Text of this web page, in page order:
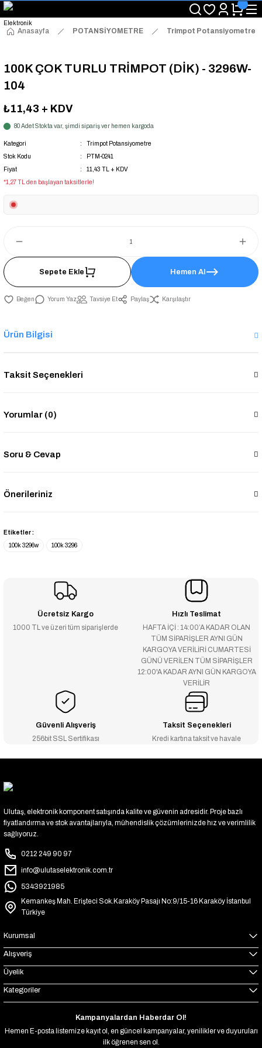
"Saat 14:00'a Kadar Verilen Siparişlerde Aynı Gün Kargo Avantajı!
"Binlerce Ürün Çeşitliliği ile Stoktan Hemen Teslim."
"Toptan Fiyatına Perakende Satış Avantajını Kaçırmayın!"
Anasayfa POTANSİYOMETRE Trimpot Potansiyometre
100K ÇOK TURLU TRİMPOT (DİK) - 3296W-
104
₺11,43 + KDV
80 Adet Stokta var, şimdi sipariş ver hemen kargoda
Kategori
Trimpot Potansiyometre
Stok Kodu
PTM-0241
Fiyat
11,43 TL + KDV
*1,27 TL den başlayan taksitlerle!
Sepete Ekle Hemen Al
Yorum Yaz Tavsiye Et Paylaş Karşılaştır
Ürün Bilgisi
Taksit Seçenekleri
Yorumlar (0)
Soru & Cevap
Önerileriniz
Etiketler :
100k 3296w
100k 3296
Ücretsiz Kargo
1000 TL ve üzeri tüm siparişlerde
Hızlı Teslimat
HAFTA İÇİ : 14:00’A KADAR OLAN
TÜM SİPARİŞLER AYNI GÜN
KARGOYA VERİLİRİ CUMARTESİ
GÜNÜ VERİLEN TÜM SİPARİŞLER
12:00'A KADAR AYNI GÜN KARGOYA
VERİLİR
Güvenli Alışveriş
256bit SSL Sertifikası
Taksit Seçenekleri
Kredi kartına taksit ve havale
Ulutaş, elektronik komponent satışında kalite ve güvenin adresidir. Proje bazlı
fiyatlandırma ve stok avantajlarıyla, mühendislik çözümlerinizde hız ve verimlilik
sağlıyoruz.
0212 249 90 97
info@ulutaselektronik.com.tr
5343921985
Kemankeş Mah. Erişteci Sok.Karaköy Pasajı No:9/15-16 Karaköy İstanbul
Türkiye
Kurumsal
Alışveriş
Üyelik
Kategoriler
Kampanyalardan Haberdar Ol!
Hemen E-posta listemize kayıt ol, en güncel kampanyalar, yenilikler ve duyuruları
ilk öğrenen sen ol.